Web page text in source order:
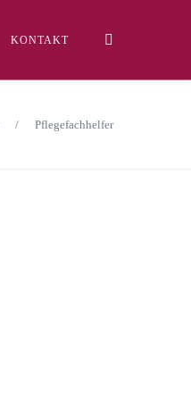
KONTAKT
/ Pflegefachhelfer